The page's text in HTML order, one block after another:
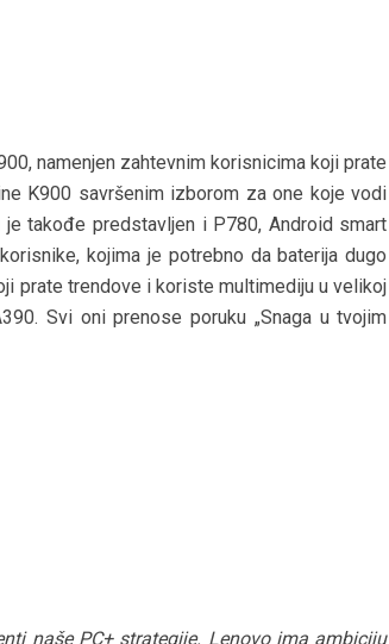
namenjen zahtevnim korisnicima koji prate
K900 savršenim izborom za one koje vodi
je takođe predstavljen i P780, Android smart
kojima je potrebno da baterija dugo
prate trendove i koriste multimediju u velikoj
Svi oni prenose poruku „Snaga u tvojim
naše PC+ strategije. Lenovo ima ambiciju